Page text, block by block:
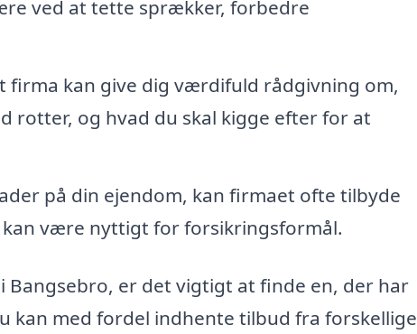
ved at tette sprækker, forbedre
firma kan give dig værdifuld rådgivning om,
rotter, og hvad du skal kigge efter for at
på din ejendom, kan firmaet ofte tilbyde
være nyttigt for forsikringsformål.
er det vigtigt at finde en, der har
kan med fordel indhente tilbud fra forskellige